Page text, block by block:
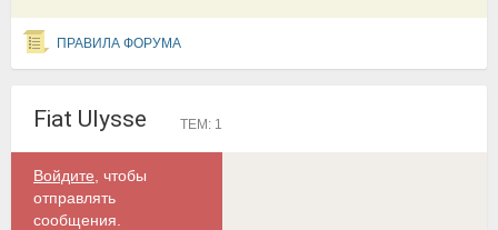
ПРАВИЛА ФОРУМА
Fiat Ulysse ТЕМ: 1
Войдите , чтобы
отправлять
сообщения.